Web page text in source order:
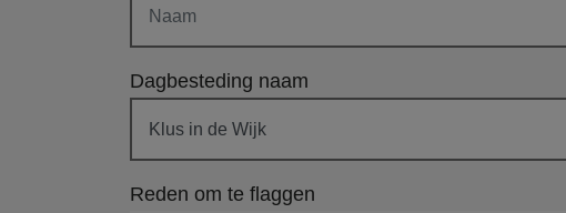
Dagbesteding naam
Reden om te flaggen